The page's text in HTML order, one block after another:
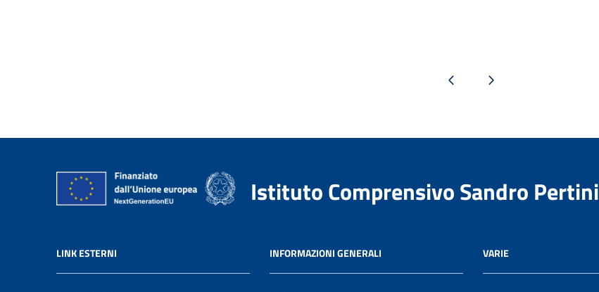
Pagina precedentePagina successiva
Istituto Comprensivo Sandro Pertini
LINK ESTERNI INFORMAZIONI GENERALI VARIE